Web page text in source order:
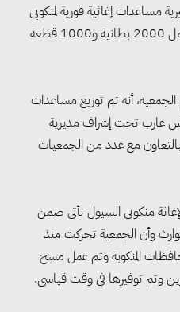
مساعدات إغاثية فورية لمنكوبى
برأس غارب بالبحر الأحمر تشمل 2000 بطانية و1000 قطعة
أنه تم توزيع مساعدات
غارب تحت إشراف مديرية
مع عدد من الجمعيات
منكوبى السيول تأتى ضمن
وأن الجمعية تحركت منذ
المنكوبة وتم عمل مسح
وتم توفيرها فى وقت قياسى.